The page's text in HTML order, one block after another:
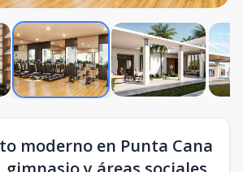
moderno en Punta Cana